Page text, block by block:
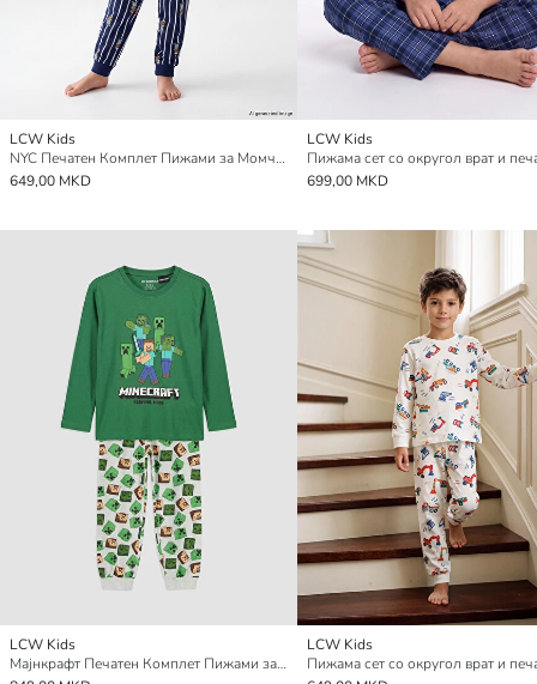
LCW Kids
NYC Печатен Комплет Пижами за Момчиња
649,00 MKD
LCW Kids
699,00 MKD
LCW Kids
Мајнкрафт Печатен Комплет Пижами за Момчиња
LCW Kids